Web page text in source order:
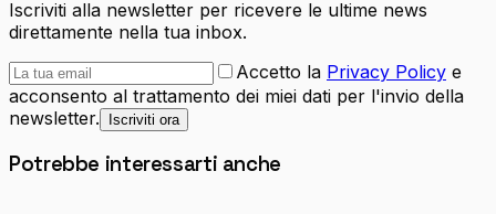
Iscriviti alla newsletter per ricevere le ultime news
direttamente nella tua inbox.
Accetto la Privacy Policy e
acconsento al trattamento dei miei dati per l'invio della
newsletter.
Iscriviti ora
Potrebbe interessarti anche